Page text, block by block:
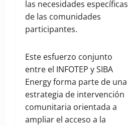
las necesidades específicas
de las comunidades
participantes.
Este esfuerzo conjunto
entre el INFOTEP y SIBA
Energy forma parte de una
estrategia de intervención
comunitaria orientada a
ampliar el acceso a la